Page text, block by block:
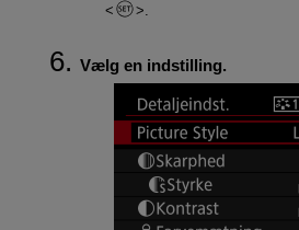
Vælg en indstilling.